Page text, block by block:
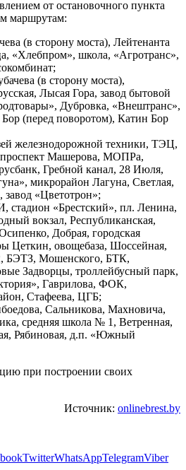
от остановочного пункта
маршрутам:
(в сторону моста), Лейтенанта
«Хлебпром», школа, «Агротранс»,
(в сторону моста),
Лысая Гора, завод бытовой
Дубровка, «Внештранс»,
(перед поворотом), Катин Бор
железнодорожной техники, ТЭЦ,
Машерова, МОПРа,
Гребной канал, 28 Июля,
микрорайон Лагуна, Светлая,
завод «Цветотрон»;
стадион «Брестский», пл. Ленина,
вокзал, Республиканская,
Добрая, городская
Цеткин, овощебаза, Шоссейная,
БЭТЗ, Мошенского, БТК,
Задворцы, троллейбусный парк,
Гаврилова, ФОК,
Стафеева, ЦГБ;
Сальникова, Махновича,
средняя школа № 1, Ветренная,
Рябиновая, д.п. «Южный
при построении своих
Источник: onlinebrest.by
TwitterWhatsAppTelegramViber